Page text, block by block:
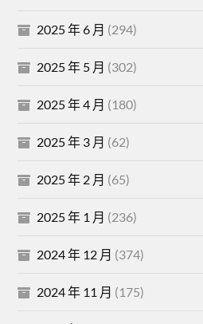
2025 年 6 月 (294)
2025 年 5 月 (302)
2025 年 4 月 (180)
2025 年 3 月 (62)
2025 年 2 月 (65)
2025 年 1 月 (236)
2024 年 12 月 (374)
2024 年 11 月 (175)